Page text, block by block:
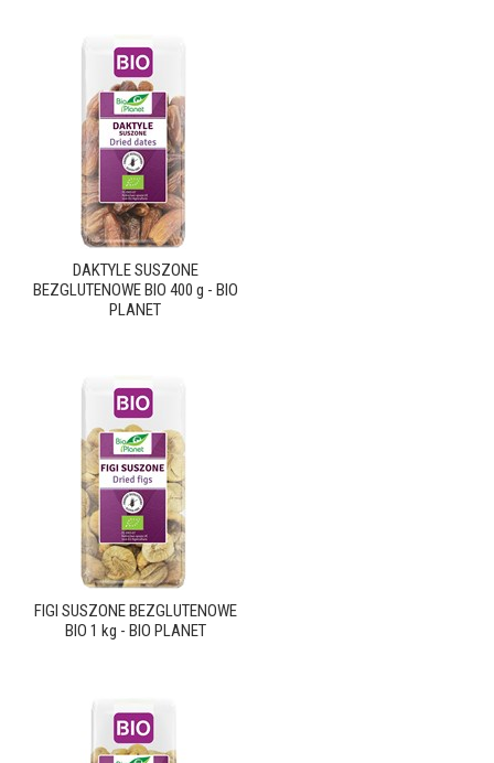
DAKTYLE SUSZONE
BEZGLUTENOWE BIO 400 g - BIO
PLANET
FIGI SUSZONE BEZGLUTENOWE
BIO 1 kg - BIO PLANET